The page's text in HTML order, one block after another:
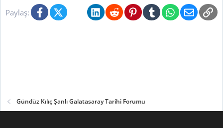
Paylaş: FacebookX (Twitter)BlueskyLinkedInRedditPinterestTumblrWhatsApp
E-posta
Gündüz Kılıç Şanlı Galatasaray Tarihi Forumu